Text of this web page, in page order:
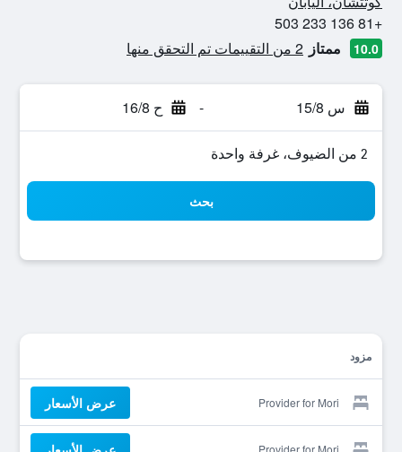
+81 136 233 503
10.0 ممتاز 2 من التقييمات تم التحقق منها
س 15/8 - ح 16/8
2 من الضيوف، غرفة واحدة
بحث
مزود
Provider for Mori عرض الأسعار
Provider for Mori